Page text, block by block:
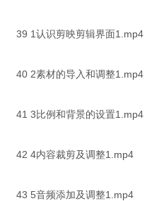
39 1认识剪映剪辑界面1.mp4
40 2素材的导入和调整1.mp4
41 3比例和背景的设置1.mp4
42 4内容裁剪及调整1.mp4
43 5音频添加及调整1.mp4